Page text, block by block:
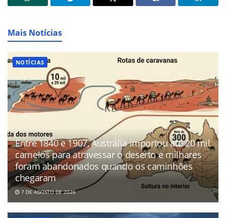
Mais Notícias
NOTÍCIAS
Entre 1840 e 1907, Austrália importou até 20 mil
camelos para atravessar o deserto e milhares
foram abandonados quando os caminhões
chegaram
7 DE AGOSTO DE 2026